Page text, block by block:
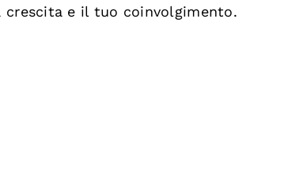
crescita e il tuo coinvolgimento.